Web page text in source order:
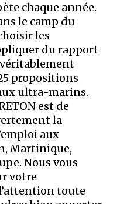
chaque année.
le camp du
les
du rapport
véritablement
propositions
ultra-marins.
est de
la
aux
Martinique,
Nous vous
votre
toute